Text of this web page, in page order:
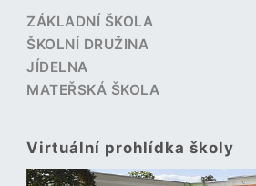
ZÁKLADNÍ ŠKOLA
ŠKOLNÍ DRUŽINA
JÍDELNA
MATEŘSKÁ ŠKOLA
Virtuální prohlídka školy